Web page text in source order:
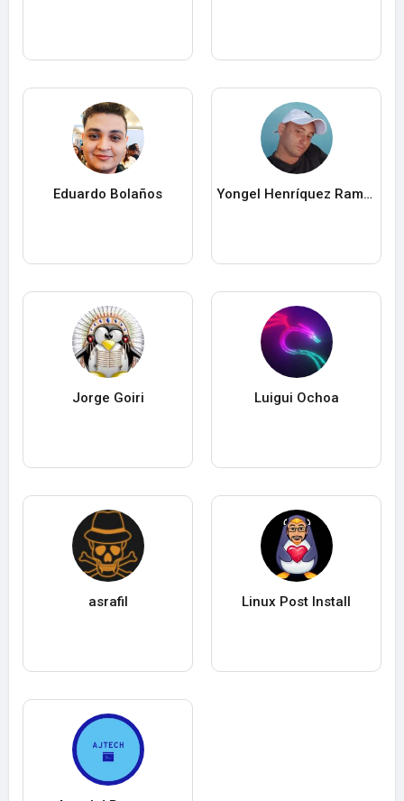
Eduardo Bolaños Yongel Henríquez Ramos
Jorge Goiri Luigui Ochoa
asrafil Linux Post Install